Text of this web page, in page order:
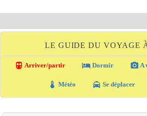
LE GUIDE DU VOYAGE
directions_transit Arriver/partir local_hotel Dormir photo_camera A
thermostat Météo local_taxi Se déplacer